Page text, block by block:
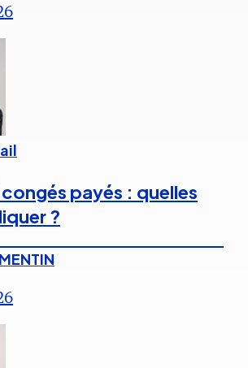
payés : quelles
?